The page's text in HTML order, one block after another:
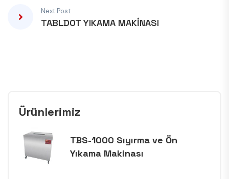
Next Post
TABLDOT YIKAMA MAKİNASI
Ürünlerimiz
TBS-1000 Sıyırma ve Ön
Yıkama Makinası